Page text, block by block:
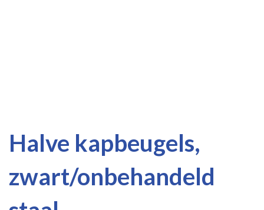
Halve kapbeugels,
zwart/onbehandeld
naar
van
afbeeldingen-
naar
van
afbeeldingen-